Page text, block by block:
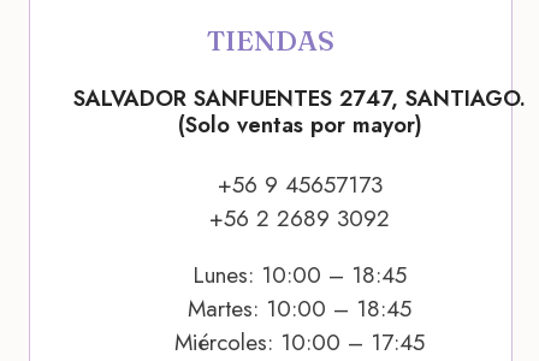
TIENDAS
SALVADOR SANFUENTES 2747, SANTIAGO.
(Solo ventas por mayor)
+56 9 45657173
+56 2 2689 3092
Lunes: 10:00 – 18:45
Martes: 10:00 – 18:45
Miércoles: 10:00 – 17:45